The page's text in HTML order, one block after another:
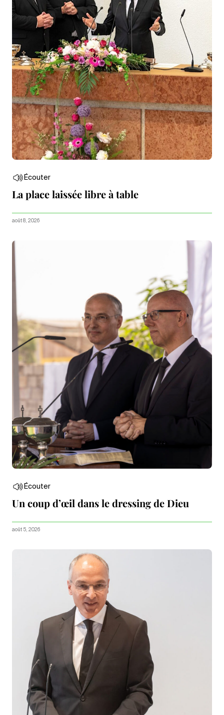
Écouter
La place laissée libre à table
août 8, 2026
Écouter
Un coup d’œil dans le dressing de Dieu
août 5, 2026